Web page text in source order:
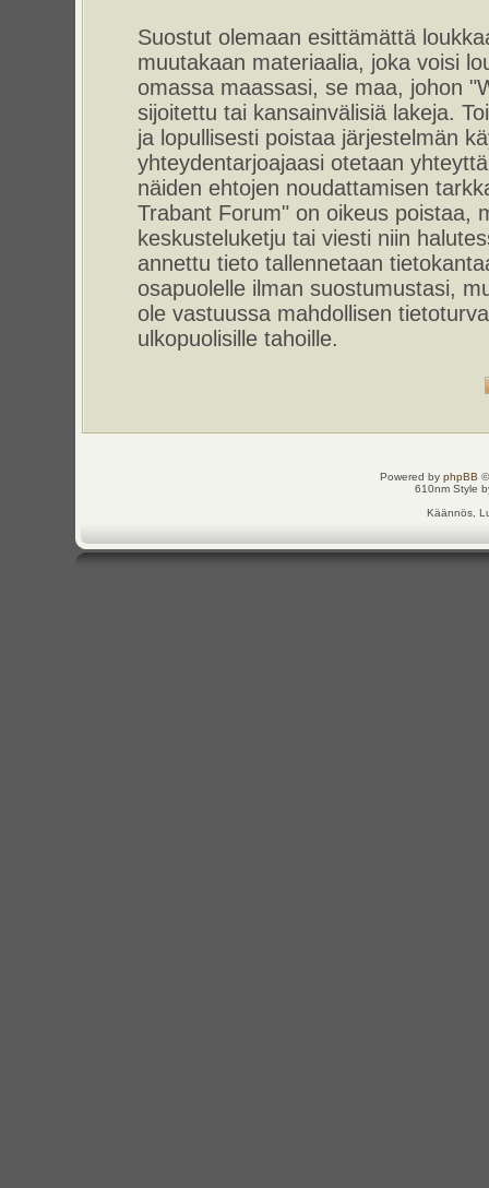
Suostut olemaan esittämättä
muutakaan materiaalia, joka voisi
omassa maassasi, se maa, johon
sijoitettu tai kansainvälisiä lakeja.
ja lopullisesti poistaa järjestelmän
yhteydentarjoajaasi otetaan
näiden ehtojen noudattamisen
Trabant Forum" on oikeus poistaa,
keskusteluketju tai viesti niin
annettu tieto tallennetaan
osapuolelle ilman suostumustasi,
ole vastuussa mahdollisen
ulkopuolisille tahoille.
Powered by phpBB
610nm Style
Käännös,